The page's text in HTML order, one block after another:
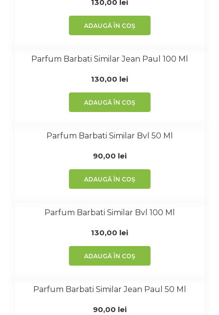
130,00 lei
ADAUGĂ ÎN COȘ
Parfum Barbati Similar Jean Paul 100 Ml
130,00 lei
ADAUGĂ ÎN COȘ
Parfum Barbati Similar Bvl 50 Ml
90,00 lei
ADAUGĂ ÎN COȘ
Parfum Barbati Similar Bvl 100 Ml
130,00 lei
ADAUGĂ ÎN COȘ
Parfum Barbati Similar Jean Paul 50 Ml
90,00 lei